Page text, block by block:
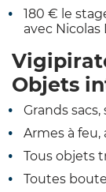
180 € le
avec Nicolas
Objets
Grands sacs,
Armes à
Tous objets
Toutes